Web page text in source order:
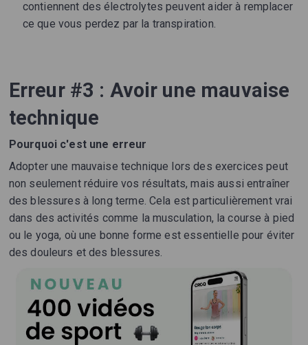
contiennent des électrolytes peuvent aider à remplacer
ce que vous perdez par la transpiration.
Erreur #3 : Avoir une mauvaise
technique
Pourquoi c'est une erreur
Adopter une mauvaise technique lors des exercices peut
non seulement réduire vos résultats, mais aussi entraîner
des blessures à long terme. Cela est particulièrement vrai
dans des activités comme la musculation, la course à pied
ou le yoga, où une bonne forme est essentielle pour éviter
des douleurs et des blessures.